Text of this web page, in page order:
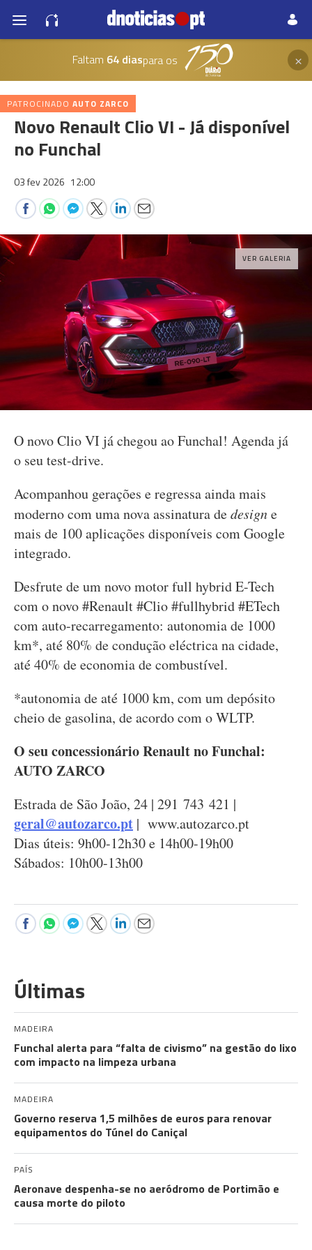
Faltam 64 diaspara os ×
PATROCINADO AUTO ZARCO
Novo Renault Clio VI - Já disponível
no Funchal
03 fev 2026 12:00
VER GALERIA
O novo Clio VI já chegou ao Funchal! Agenda já
o seu test-drive.
Acompanhou gerações e regressa ainda mais
moderno com uma nova assinatura dedesigne
mais de 100 aplicações disponíveis com Google
integrado.
Desfrute de um novo motor full hybrid E-Tech
com o novo #Renault #Clio​ #fullhybrid #ETech
com auto-recarregamento: autonomia de 1000
km*, até 80% de condução eléctrica na cidade,
até 40% de economia de combustível.
*autonomia de até 1000 km, com um depósito
cheio de gasolina, de acordo com o WLTP.
O seu concessionário Renault no Funchal:
AUTO ZARCO
Estrada de São João, 24 | 291 743 421 |
geral@autozarco.pt | www.autozarco.pt
Dias úteis: 9h00-12h30 e 14h00-19h00
Sábados: 10h00-13h00
Últimas
MADEIRA
Funchal alerta para “falta de civismo” na gestão do lixo
com impacto na limpeza urbana
MADEIRA
Governo reserva 1,5 milhões de euros para renovar
equipamentos do Túnel do Caniçal
PAÍS
Aeronave despenha-se no aeródromo de Portimão e
causa morte do piloto